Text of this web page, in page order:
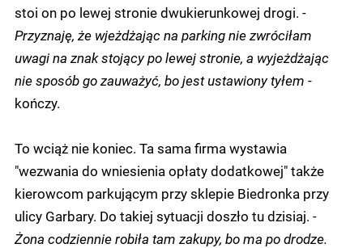
stoi on po lewej stronie dwukierunkowej drogi. -
Przyznaję, że wjeżdżając na parking nie zwróciłam
uwagi na znak stojący po lewej stronie, a wyjeżdżając
nie sposób go zauważyć, bo jest ustawiony tyłem -
kończy.
To wciąż nie koniec. Ta sama firma wystawia
"wezwania do wniesienia opłaty dodatkowej" także
kierowcom parkującym przy sklepie Biedronka przy
ulicy Garbary. Do takiej sytuacji doszło tu dzisiaj. -
Żona codziennie robiła tam zakupy, bo ma po drodze.